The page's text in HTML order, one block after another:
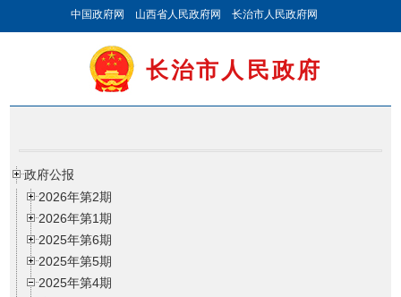
中国政府网 山西省人民政府网 长治市人民政府网
长治市人民政府
政府公报
2026年第2期
2026年第1期
2025年第6期
2025年第5期
2025年第4期